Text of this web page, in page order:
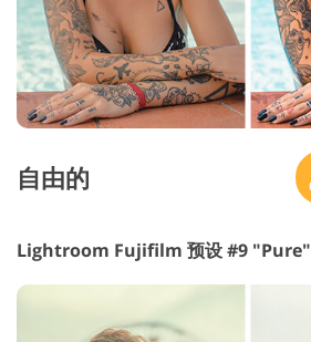
自由的
Lightroom Fujifilm 预设 #9 "Pure"